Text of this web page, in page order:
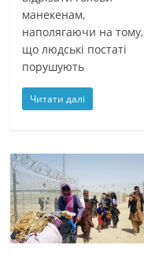
манекенам,
наполягаючи на тому,
що людські постаті
порушують
Читати далі